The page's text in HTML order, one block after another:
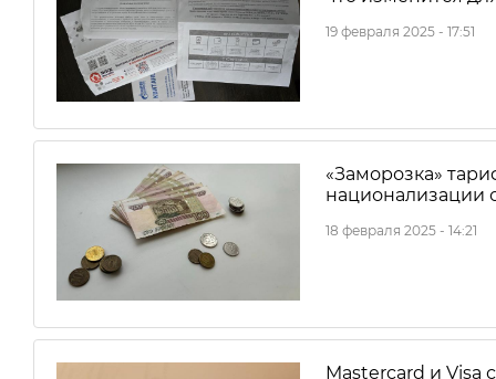
19 февраля 2025 - 17:51
«Заморозка»
национализации
18 февраля 2025 - 14:21
Mastercard и Visa